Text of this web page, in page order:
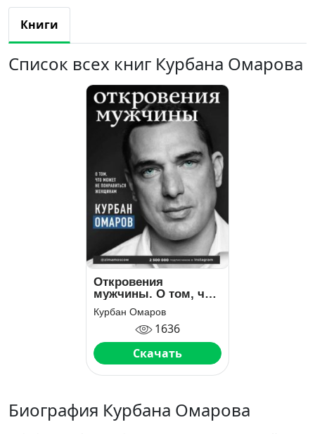
Книги
Список всех книг Курбана Омарова
Откровения
мужчины. О том, что
может не
понравиться
женщинам
Курбан Омаров
1636
Скачать
Биография Курбана Омарова